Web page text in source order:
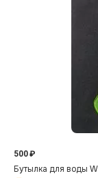
500₽
Бутылка для воды